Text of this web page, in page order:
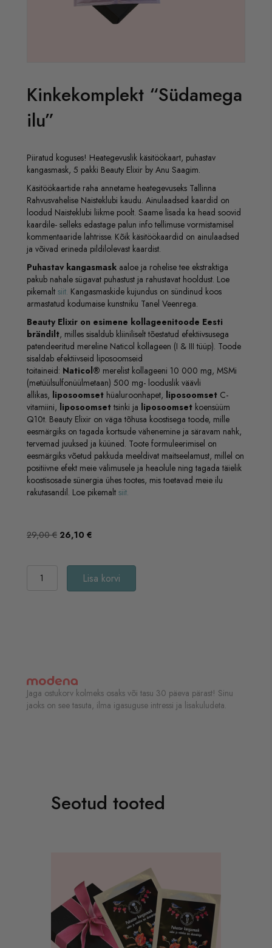
Kinkekomplekt “Südamega
ilu”
Piiratud koguses! Heategevuslik käsitöökaart, puhastav
kangasmask, 5 pakki Beauty Elixir by Anu Saagim.
Käsitöökaartide raha annetame heategevuseks Tallinna
Rahvusvahelise Naisteklubi kaudu. Ainulaadsed kaardid on
loodud Naisteklubi liikme poolt. Saame lisada ka head soovid
kaardile- selleks edastage palun info tellimuse vormistamisel
kommentaaride lahtrisse. Kõik käsitöökaardid on ainulaadsed
ja võivad erineda pildilolevast kaardist.
Puhastav kangasmask aaloe ja rohelise tee ekstraktiga
pakub nahale sügavat puhastust ja rahustavat hooldust. Loe
pikemalt siit. Kangasmaskide kujundus on sündinud koos
armastatud kodumaise kunstniku Tanel Veenrega.
Beauty Elixir on esimene kollageenitoode Eesti
brändilt, milles sisaldub kliiniliselt tõestatud efektiivsusega
patendeeritud mereline Naticol kollageen (I & III tüüp). Toode
sisaldab efektiivseid liposoomseid
toitaineid: Naticol® merelist kollageeni 10 000 mg, MSMi
(metüülsulfonüülmetaan) 500 mg- looduslik väävli
allikas, liposoomset hüaluroonhapet, liposoomset C-
vitamiini, liposoomset tsinki ja liposoomset koensüüm
Q10t. Beauty Elixir on väga tõhusa koostisega toode, mille
eesmärgiks on tagada kortsude vähenemine ja säravam nahk,
tervemad juuksed ja küüned. Toote formuleerimisel on
eesmärgiks võetud pakkuda meeldivat maitseelamust, millel on
positiivne efekt meie välimusele ja heaolule ning tagada täielik
koostisosade sünergia ühes tootes, mis toetavad meie ilu
rakutasandil. Loe pikemalt siit.
29,00€ Algne
29,00 €.
26,10 €
Kinkekomplekt
"Südamega
Lisa korvi
Jaga ostukorv kolmeks osaks või tasu 30 päeva pärast! Sinu
jaoks on see tasuta, ilma igasuguse intressi ja lisakuludeta.
Seotud tooted